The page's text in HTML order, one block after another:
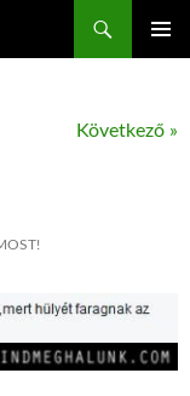
Következő »